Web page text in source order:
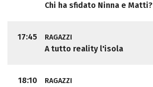
Chi ha sfidato Ninna e Matti?
17:45 RAGAZZI
A tutto reality l'isola
18:10 RAGAZZI